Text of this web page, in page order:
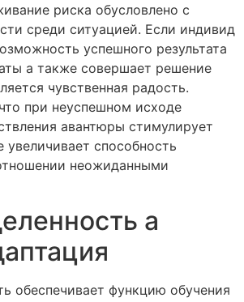
риска обусловлено с
среди ситуацией. Если индивид
успешного результата
а также совершает решение
чувственная радость.
при неуспешном исходе
авантюры стимулирует
увеличивает способность
неожиданными
а
обеспечивает функцию обучения